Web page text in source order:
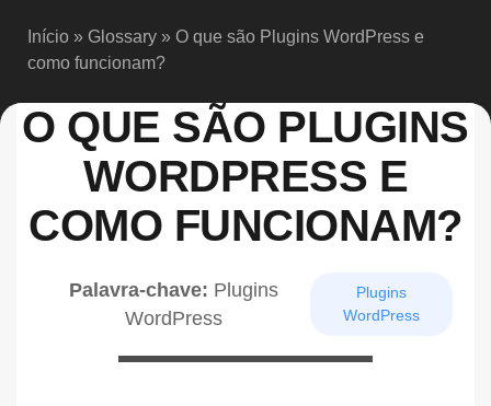
Início» Glossary» O que são Plugins WordPress e
como funcionam?
O QUE SÃO PLUGINS
WORDPRESS E
COMO FUNCIONAM?
Palavra-chave: Plugins
WordPress
Plugins
WordPress